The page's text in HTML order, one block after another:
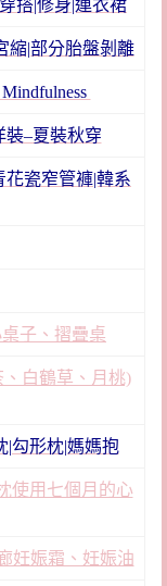
搭|修身|連衣裙
縮|部分胎盤剝離
裝–夏裝秋穿
花瓷窄管褲|韓系
子、摺疊桌
白鶴草、月桃)
|勾形枕|媽媽抱
使用七個月的心
妊娠霜、妊娠油